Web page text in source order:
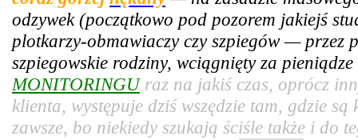
odzywek (początkowo pod pozorem jakiejś
plotkarzy-obmawiaczy czy szpiegów — przez
szpiegowskie rodziny, wciągnięty za
MONITORINGUraz na jakiś czas, oprócz
klienta, występuje dziś wszędzie tam, gdzie
zawsze, bo niekiedy szukają ściśle także i do